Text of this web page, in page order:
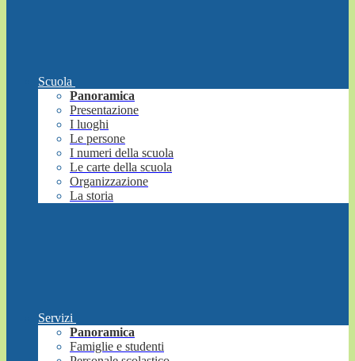
Scuola
Panoramica
Presentazione
I luoghi
Le persone
I numeri della scuola
Le carte della scuola
Organizzazione
La storia
Servizi
Panoramica
Famiglie e studenti